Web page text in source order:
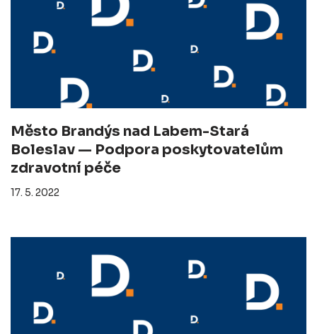
Město Brandýs nad Labem-Stará
Boleslav — Podpora poskytovatelům
zdravotní péče
17. 5. 2022